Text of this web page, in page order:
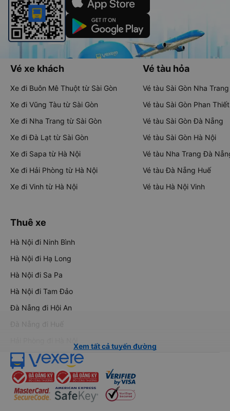
Vé xe khách
Xe đi Buôn Mê Thuột từ Sài Gòn
Xe đi Vũng Tàu từ Sài Gòn
Xe đi Nha Trang từ Sài Gòn
Xe đi Đà Lạt từ Sài Gòn
Xe đi Sapa từ Hà Nội
Xe đi Hải Phòng từ Hà Nội
Xe đi Vinh từ Hà Nội
Vé tàu hỏa
Vé tàu Sài Gòn Nha Trang
Vé tàu Sài Gòn Phan Thiết
Vé tàu Sài Gòn Đà Nẵng
Vé tàu Sài Gòn Hà Nội
Vé tàu Nha Trang Đà
Vé tàu Đà Nẵng Huế
Vé tàu Hà Nội Vinh
Thuê xe
Hà Nội đi Ninh Bình
Hà Nội đi Hạ Long
Hà Nội đi Sa Pa
Hà Nội đi Tam Đảo
Đà Nẵng đi Hội An
Đà Nẵng đi Huế
Xem tất cả tuyến đường